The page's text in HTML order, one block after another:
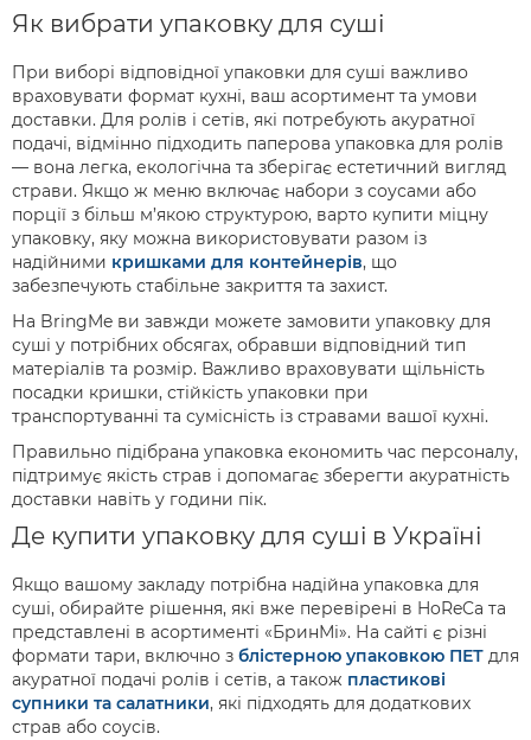
Як вибрати упаковку для суші
При виборі відповідної упаковки для суші важливо
враховувати формат кухні, ваш асортимент та умови
доставки. Для ролів і сетів, які потребують акуратної
подачі, відмінно підходить паперова упаковка для ролів
— вона легка, екологічна та зберігає естетичний вигляд
страви. Якщо ж меню включає набори з соусами або
порції з більш м’якою структурою, варто купити міцну
упаковку, яку можна використовувати разом із
надійними кришками для контейнерів, що
забезпечують стабільне закриття та захист.
На BringMe ви завжди можете замовити упаковку для
суші у потрібних обсягах, обравши відповідний тип
матеріалів та розмір. Важливо враховувати щільність
посадки кришки, стійкість упаковки при
транспортуванні та сумісність із стравами вашої кухні.
Правильно підібрана упаковка економить час персоналу,
підтримує якість страв і допомагає зберегти акуратність
доставки навіть у години пік.
Де купити упаковку для суші в Україні
Якщо вашому закладу потрібна надійна упаковка для
суші, обирайте рішення, які вже перевірені в HoReCa та
представлені в асортименті «БринМі». На сайті є різні
формати тари, включно з блістерною упаковкою ПЕТ для
акуратної подачі ролів і сетів, а також пластикові
супники та салатники, які підходять для додаткових
страв або соусів.